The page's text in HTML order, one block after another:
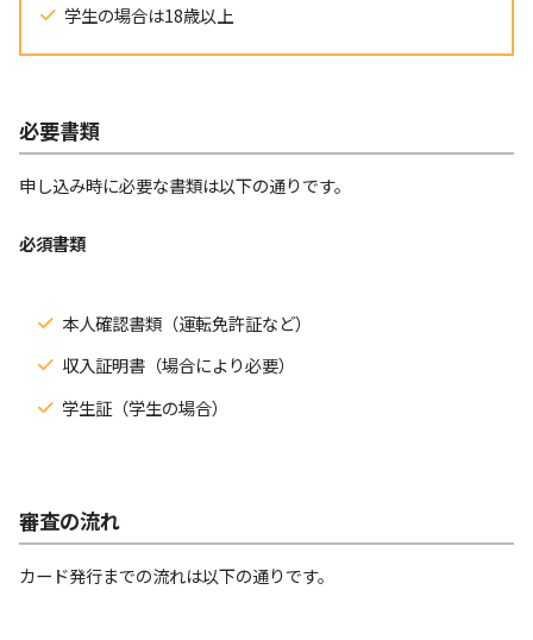
学生の場合は18歳以上
必要書類
申し込み時に必要な書類は以下の通りです。
必須書類
本人確認書類（運転免許証など）
収入証明書（場合により必要）
学生証（学生の場合）
審査の流れ
カード発行までの流れは以下の通りです。